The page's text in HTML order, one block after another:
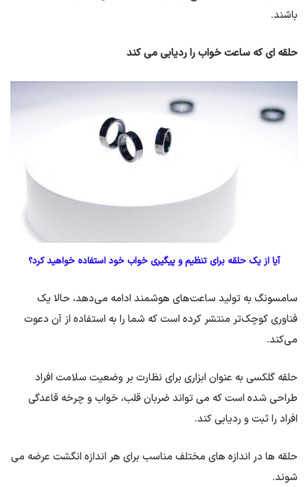
باشند.
حلقه ای که ساعت خواب را ردیابی می کند
آیا از یک حلقه برای تنظیم و پیگیری خواب خود استفاده خواهید کرد؟
سامسونگ به تولید ساعت‌های هوشمند ادامه می‌دهد، حالا یک
فناوری کوچک‌تر منتشر کرده است که شما را به استفاده از آن دعوت
می‌کند.
حلقه گلکسی به عنوان ابزاری برای نظارت بر وضعیت سلامت افراد
طراحی شده است که می تواند ضربان قلب، خواب و چرخه قاعدگی
افراد را ثبت و ردیابی کند.
حلقه ها در اندازه های مختلف مناسب برای هر اندازه انگشت عرضه می
شوند.